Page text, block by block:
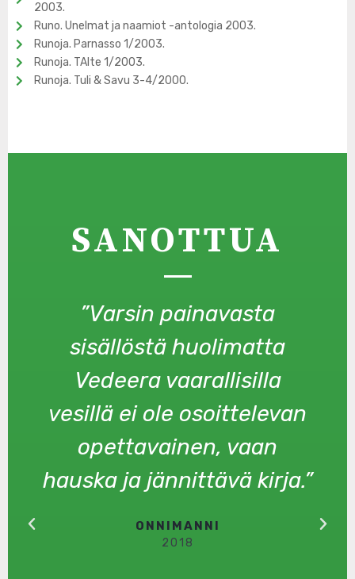
2003.
Runo. Unelmat ja naamiot -antologia 2003.
Runoja. Parnasso 1/2003.
Runoja. TAIte 1/2003.
Runoja. Tuli & Savu 3-4/2000.
SANOTTUA
”Varsin painavasta
sisällöstä huolimatta
Vedeera vaarallisilla
vesillä ei ole osoittelevan
opettavainen, vaan
hauska ja jännittävä kirja.”
ONNIMANNI
2018